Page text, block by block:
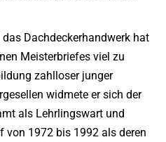
Dachdeckerhandwerk hat
Meisterbriefes viel zu
zahlloser junger
widmete er sich der
als Lehrlingswart und
von 1972 bis 1992 als deren